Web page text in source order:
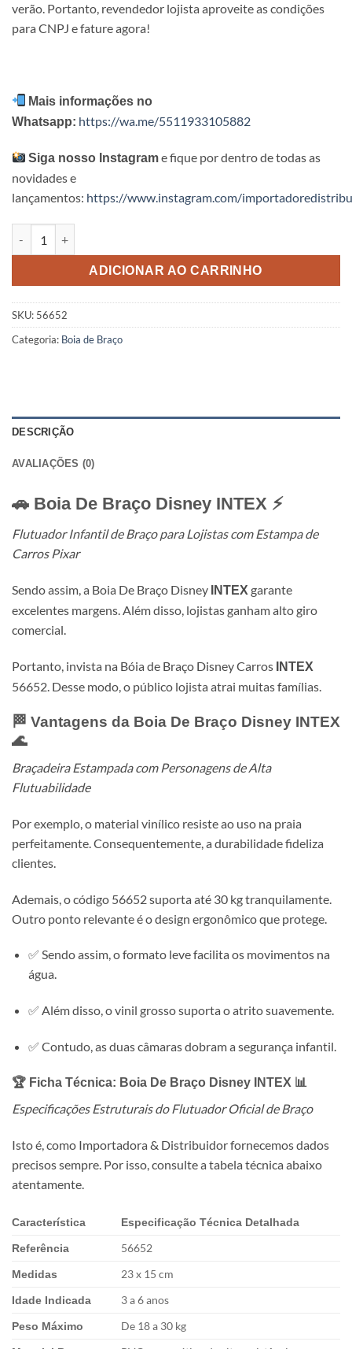
verão. Portanto, revendedor lojista aproveite as condições
para CNPJ e fature agora!
Mais informações no
Whatsapp: https://wa.me/5511933105882
Siga nosso Instagrame fique por dentro de todas as
novidades e
lançamentos: https://www.instagram.com/
ADICIONAR AO CARRINHO
SKU: 56652
Categoria: Boia de Braço
DESCRIÇÃO
AVALIAÇÕES (0)
🚗 Boia De Braço Disney INTEX ⚡
Flutuador Infantil de Braço para Lojistas com Estampa de
Carros Pixar
Sendo assim, a Boia De Braço Disney INTEX garante
excelentes margens. Além disso, lojistas ganham alto giro
comercial.
Portanto, invista na Bóia de Braço Disney Carros INTEX
56652. Desse modo, o público lojista atrai muitas famílias.
🏁 Vantagens da Boia De Braço Disney INTEX
🌊
Braçadeira Estampada com Personagens de Alta
Flutuabilidade
Por exemplo, o material vinílico resiste ao uso na praia
perfeitamente. Consequentemente, a durabilidade fideliza
clientes.
Ademais, o código 56652 suporta até 30 kg tranquilamente.
Outro ponto relevante é o design ergonômico que protege.
✅ Sendo assim, o formato leve facilita os movimentos na
água.
✅ Além disso, o vinil grosso suporta o atrito suavemente.
✅ Contudo, as duas câmaras dobram a segurança infantil.
🏆 Ficha Técnica: Boia De Braço Disney INTEX 📊
Especificações Estruturais do Flutuador Oficial de Braço
Isto é, como Importadora & Distribuidor fornecemos dados
precisos sempre. Por isso, consulte a tabela técnica abaixo
atentamente.
Característica Especificação Técnica Detalhada
Referência 56652
Medidas 23 x 15 cm
Idade Indicada 3 a 6 anos
Peso Máximo De 18 a 30 kg